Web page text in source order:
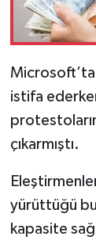
istifa
çıkarmıştı.
yürüttüğü
kapasite